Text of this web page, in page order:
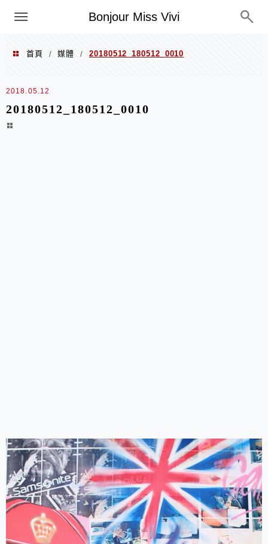
Bonjour Miss Vivi
選單
首頁 / 媒體 / 20180512_180512_0010
2018.05.12
20180512_180512_0010